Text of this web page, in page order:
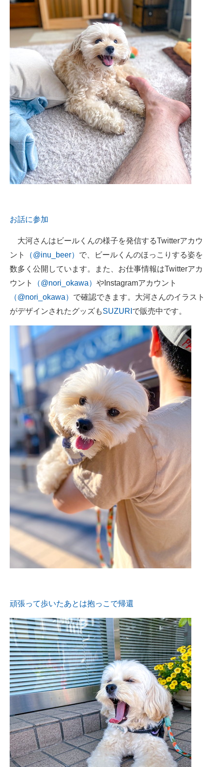
お話に参加
大河さんはビールくんの様子を発信するTwitterアカウ
ント
（@inu_beer） で、ビールくんのほっこりする姿を
数多く公開しています。また、お仕事情報はTwitterアカ
ウント
（@nori_okawa） やInstagramアカウント
（@nori_okawa） で確認できます。大河さんのイラスト
がデザインされたグッズもSUZURI で販売中です。
頑張って歩いたあとは抱っこで帰還